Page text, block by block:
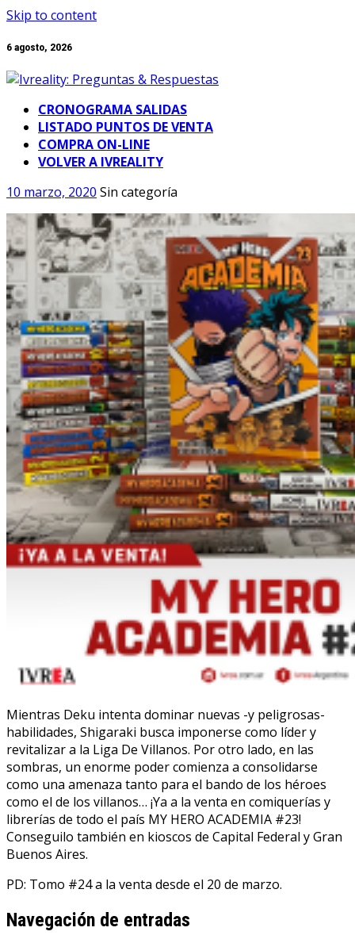
Skip to content
6 agosto, 2026
CRONOGRAMA SALIDAS
LISTADO PUNTOS DE VENTA
COMPRA ON-LINE
VOLVER A IVREALITY
10 marzo, 2020 Sin categoría
Mientras Deku intenta dominar nuevas -y peligrosas-
habilidades, Shigaraki busca imponerse como líder y
revitalizar a la Liga De Villanos. Por otro lado, en las
sombras, un enorme poder comienza a consolidarse
como una amenaza tanto para el bando de los héroes
como el de los villanos… ¡Ya a la venta en comiquerías y
librerías de todo el país MY HERO ACADEMIA #23!
Conseguilo también en kioscos de Capital Federal y Gran
Buenos Aires.
PD: Tomo #24 a la venta desde el 20 de marzo.
Navegación de entradas